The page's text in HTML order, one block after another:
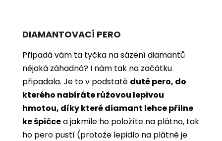
DIAMANTOVACÍ PERO
Připadá vám ta tyčka na sázení diamantů
nějaká záhadná? I nám tak na začátku
připadala. Je to v podstatě duté pero, do
kterého nabíráte růžovou lepivou
hmotou, díky které diamant lehce přilne
ke špičcea jakmile ho položíte na plátno, tak
ho pero pustí (protože lepidlo na plátně je